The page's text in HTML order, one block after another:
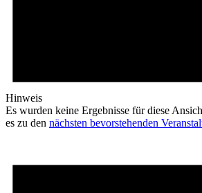
Hinweis
Es wurden keine Ergebnisse für diese
es zu den nächsten bevorstehenden